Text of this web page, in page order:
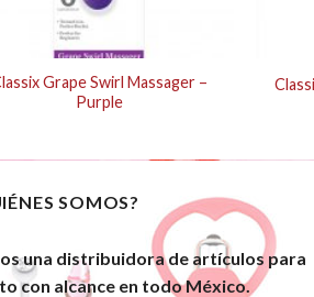
Grape Swirl Massager –
Purple
SOMOS?
una distribuidora de artículos para
con alcance en todo México.